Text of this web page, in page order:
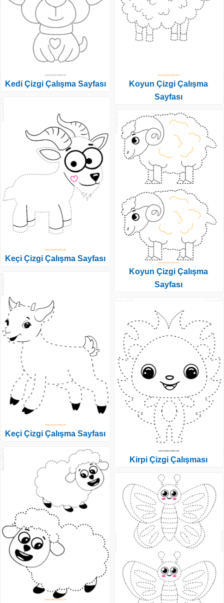
Kedi Çizgi Çalışma Sayfası
Keçi Çizgi Çalışma Sayfası
Keçi Çizgi Çalışma Sayfası
Koyun Çizgi Çalışma
Sayfası
Koyun Çizgi Çalışma
Sayfası
Kirpi Çizgi Çalışması